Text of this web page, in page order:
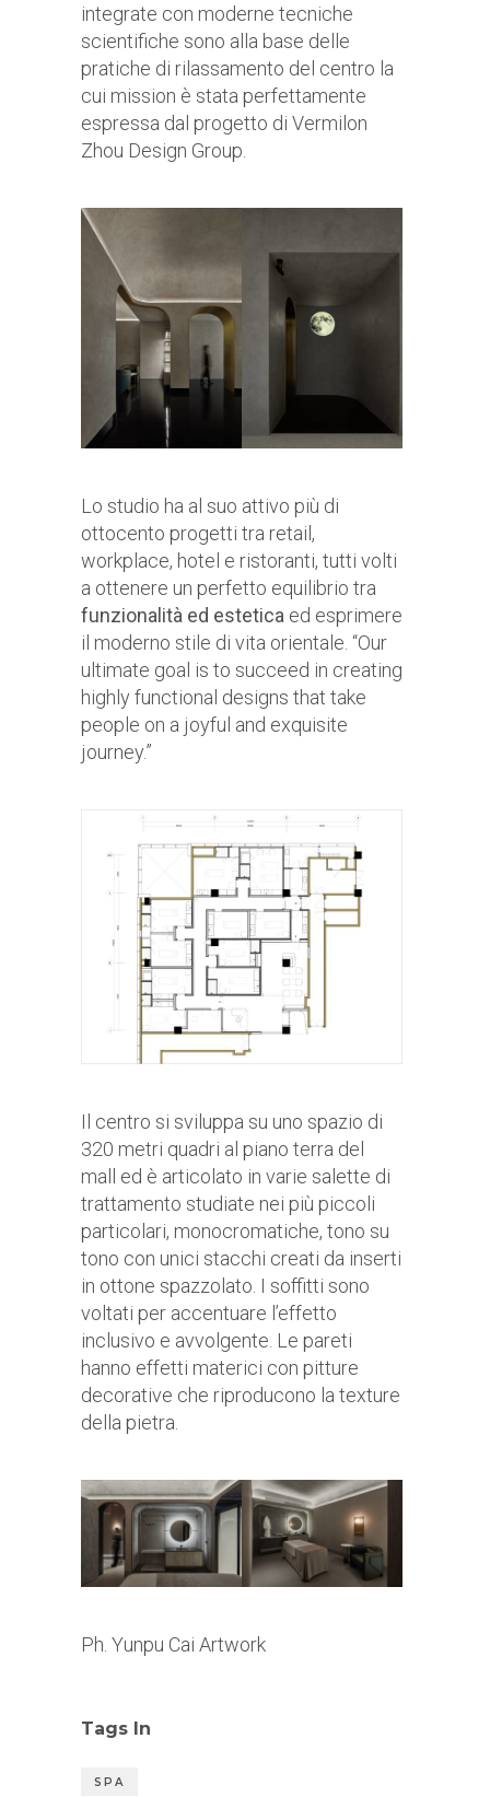
integrate con moderne tecniche
scientifiche sono alla base delle
pratiche di rilassamento del centro la
cui mission è stata perfettamente
espressa dal progetto di Vermilon
Zhou Design Group.
Lo studio ha al suo attivo più di
ottocento progetti tra retail,
workplace, hotel e ristoranti, tutti volti
a ottenere un perfetto equilibrio tra
funzionalità ed estetica ed esprimere
il moderno stile di vita orientale. “Our
ultimate goal is to succeed in creating
highly functional designs that take
people on a joyful and exquisite
journey.”
Il centro si sviluppa su uno spazio di
320 metri quadri al piano terra del
mall ed è articolato in varie salette di
trattamento studiate nei più piccoli
particolari, monocromatiche, tono su
tono con unici stacchi creati da inserti
in ottone spazzolato. I soffitti sono
voltati per accentuare l’effetto
inclusivo e avvolgente. Le pareti
hanno effetti materici con pitture
decorative che riproducono la texture
della pietra.
Ph. Yunpu Cai Artwork
Tags In
SPA